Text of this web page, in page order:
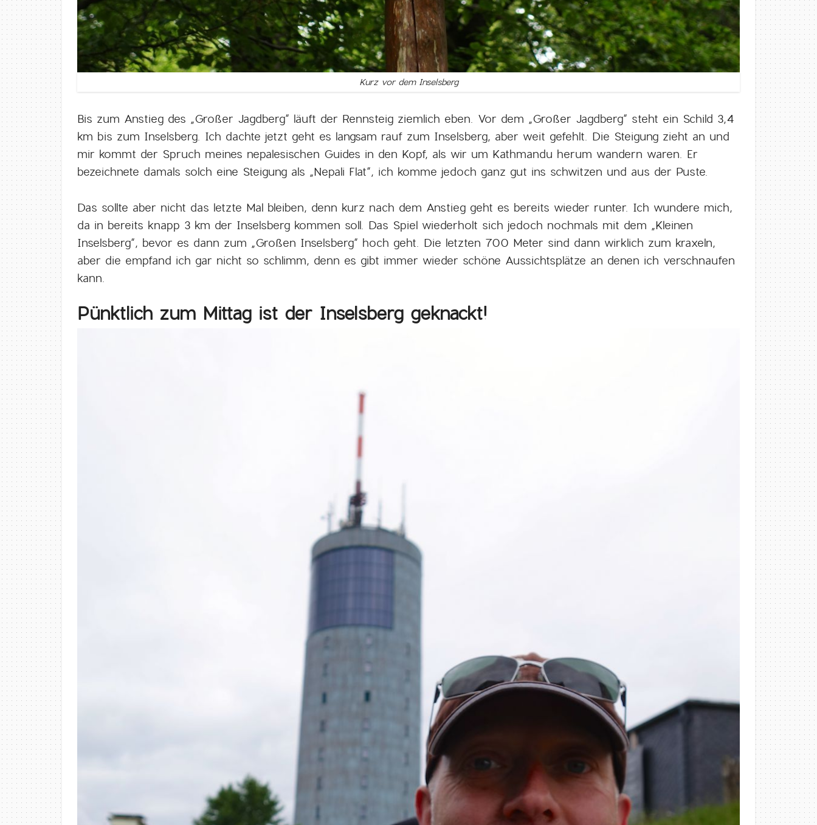
Kurz vor dem Inselsberg
Bis zum Anstieg des „Großer Jagdberg“ läuft der Rennsteig ziemlich eben. Vor dem „Großer Jagdberg“ steht ein Schild 3,4
km bis zum Inselsberg. Ich dachte jetzt geht es langsam rauf zum Inselsberg, aber weit gefehlt. Die Steigung zieht an und
mir kommt der Spruch meines nepalesischen Guides in den Kopf, als wir um Kathmandu herum wandern waren. Er
bezeichnete damals solch eine Steigung als „Nepali Flat“, ich komme jedoch ganz gut ins schwitzen und aus der Puste.
Das sollte aber nicht das letzte Mal bleiben, denn kurz nach dem Anstieg geht es bereits wieder runter. Ich wundere mich,
da in bereits knapp 3 km der Inselsberg kommen soll. Das Spiel wiederholt sich jedoch nochmals mit dem „Kleinen
Inselsberg“, bevor es dann zum „Großen Inselsberg“ hoch geht. Die letzten 700 Meter sind dann wirklich zum kraxeln,
aber die empfand ich gar nicht so schlimm, denn es gibt immer wieder schöne Aussichtsplätze an denen ich verschnaufen
kann.
Pünktlich zum Mittag ist der Inselsberg geknackt!